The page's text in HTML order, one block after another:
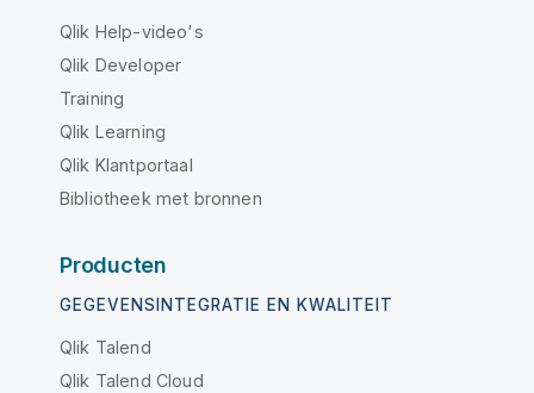
Qlik Help-video's
Qlik Developer
Training
Qlik Learning
Qlik Klantportaal
Bibliotheek met bronnen
Producten
GEGEVENSINTEGRATIE EN KWALITEIT
Qlik Talend
Qlik Talend Cloud